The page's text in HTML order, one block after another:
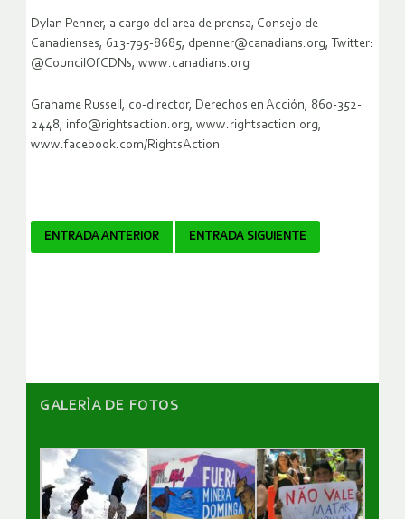
Dylan Penner, a cargo del area de prensa, Consejo de
Canadienses, 613-795-8685, dpenner@canadians.org, Twitter:
@CouncilOfCDNs, www.canadians.org
Grahame Russell, co-director, Derechos en Acción, 860-352-
2448, info@rightsaction.org, www.rightsaction.org,
www.facebook.com/RightsAction
Navegador
ENTRADA ANTERIOR ENTRADA SIGUIENTE
GALERÌA DE FOTOS